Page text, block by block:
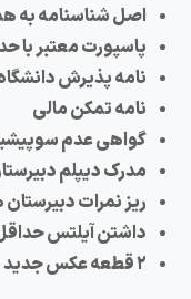
شناسنامه به همراه
معتبر با حداقل ۶ ماه اعتبار
پذیرش دانشگاه
تمکن مالی
عدم سوپیشینه
دیپلم دبیرستان و
نمرات دبیرستان همراه
آیلتس حداقل ۶